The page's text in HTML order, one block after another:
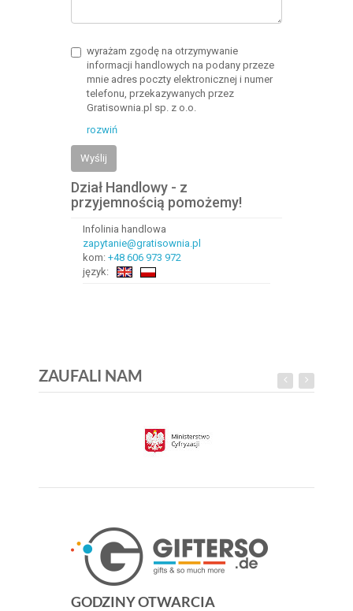
wyrażam zgodę na otrzymywanie
informacji handlowych na podany przeze
mnie adres poczty elektronicznej i numer
telefonu, przekazywanych przez
Gratisownia.pl sp. z o.o.
rozwiń
Wyślij
Dział Handlowy - z
przyjemnością pomożemy!
Infolinia handlowa
zapytanie@gratisownia.pl
kom: +48 606 973 972
język:
ZAUFALI NAM
GODZINY OTWARCIA